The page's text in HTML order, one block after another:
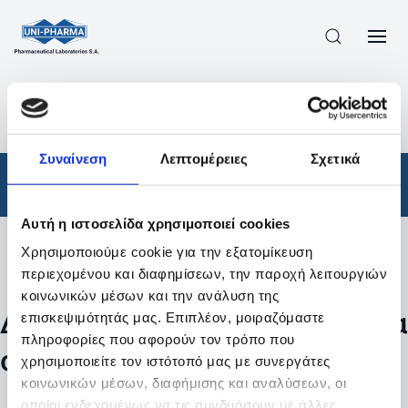
Συναίνεση Λεπτομέρειες Σχετικά
Αυτή η ιστοσελίδα χρησιμοποιεί cookies
Χρησιμοποιούμε cookie για την εξατομίκευση
περιεχομένου και διαφημίσεων, την παροχή λειτουργιών
κοινωνικών μέσων και την ανάλυση της
επισκεψιμότητάς μας. Επιπλέον, μοιραζόμαστε
πληροφορίες που αφορούν τον τρόπο που
χρησιμοποιείτε τον ιστότοπό μας με συνεργάτες
κοινωνικών μέσων, διαφήμισης και αναλύσεων, οι
οποίοι ενδεχομένως να τις συνδυάσουν με άλλες
ΠΡΟΪΟΝΤΑ ΣΥΝΤΑΓΟΓΡΑΦΟΎΜΕΝΑ
/
ΑΠΟΤΕΛΕΣΜΑΤΑ ΑΝΑΖΗΤΗΣΗΣ
Φάρμακα / Συνταγογραφούμενα
Φίλτρα
Δεν βρέθηκαν προϊόντα με τα
συγκεκριμένα φίλτρα